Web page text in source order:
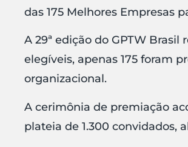
das 175 Melhores Empresas
A 29ª edição do GPTW
elegíveis, apenas 175 foram
organizacional.
A cerimônia de premiação
plateia de 1.300 convidados,